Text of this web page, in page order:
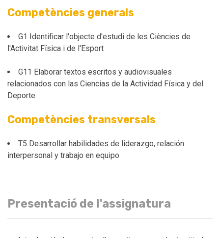
Competències generals
G1 Identificar l'objecte d'estudi de les Ciències de
l'Activitat Física i de l'Esport
G11 Elaborar textos escritos y audiovisuales
relacionados con las Ciencias de la Actividad Física y del
Deporte
Competències transversals
T5 Desarrollar habilidades de liderazgo, relación
interpersonal y trabajo en equipo
Presentació de l'assignatura